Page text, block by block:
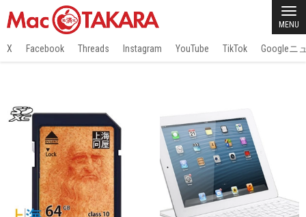
MENU
X Facebook Threads Instagram YouTube TikTok Googleニ